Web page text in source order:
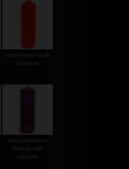
cero mensa 8x24
col.rosso
cero mensa cm
8x24 laccato
col.viola